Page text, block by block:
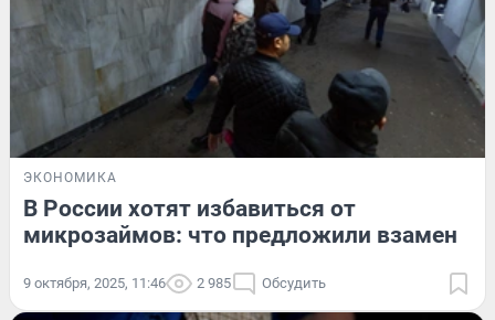
ЭКОНОМИКА
В России хотят избавиться от
микрозаймов: что предложили взамен
9 октября, 2025, 11:46 2 985 Обсудить